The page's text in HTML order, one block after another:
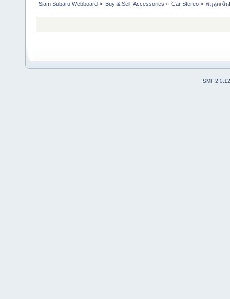
Siam Subaru Webboard » Buy & Sell: Accessories » Car Stereo» พลุฉุกเฉิ
SMF 2.0.12